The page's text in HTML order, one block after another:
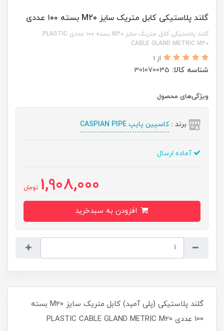
گلند پلاستیکی کابل متریک سایز M20 بسته ۱0۰ عددی
گلند پلاستیکی کابل متریک سایز M20 بسته ۱0۰ عددی PLASTIC
CABLE GLAND METRIC M20
از 1
شناسه کالا: 301070035
ویژگی‌های محصول
برند :کاسپین پایپ CASPIAN PIPE
آماده ارسال
1,908,000 تومان
گلند پلاستیکی (پلی آمید) کابل متریک سایز M20 بسته
100 عددی PLASTIC CABLE GLAND METRIC M20